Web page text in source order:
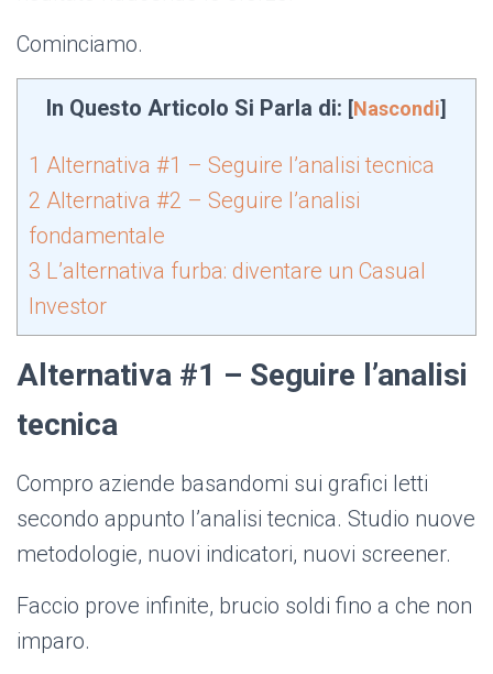
Cominciamo.
In Questo Articolo Si Parla di: [Nascondi]
1 Alternativa #1 – Seguire l’analisi tecnica
2 Alternativa #2 – Seguire l’analisi
fondamentale
3 L’alternativa furba: diventare un Casual
Investor
Alternativa #1 – Seguire l’analisi
tecnica
Compro aziende basandomi sui grafici letti
secondo appunto l’analisi tecnica. Studio nuove
metodologie, nuovi indicatori, nuovi screener.
Faccio prove infinite, brucio soldi fino a che non
imparo.